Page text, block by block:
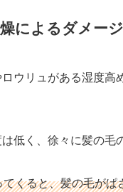
によるダメージ
ロウリュがある湿度
低く、徐々に髪の毛
くると、髪の毛が